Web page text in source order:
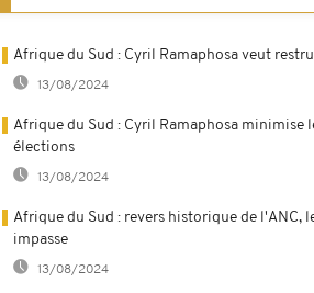
Afrique du Sud : Cyril Ramaphosa veut
13/08/2024
Afrique du Sud : Cyril Ramaphosa minimise
élections
13/08/2024
Afrique du Sud : revers historique de l'ANC,
impasse
13/08/2024